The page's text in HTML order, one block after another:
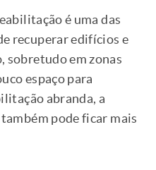
é uma das
recuperar edifícios e
sobretudo em zonas
espaço para
abranda, a
pode ficar mais